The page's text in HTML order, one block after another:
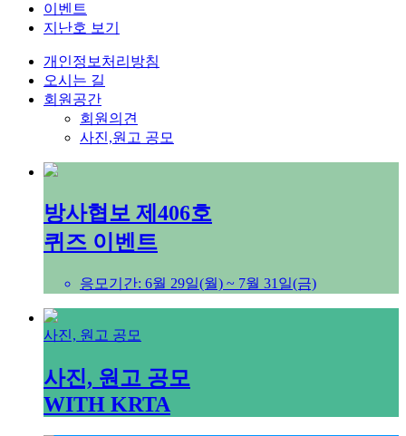
이벤트
지난호 보기
개인정보처리방침
오시는 길
회원공간
회원의견
사진,원고 공모
방사협보 제406호
퀴즈 이벤트
응모기간: 6월 29일(월) ~ 7월 31일(금)
사진, 원고 공모
사진, 원고 공모
WITH KRTA